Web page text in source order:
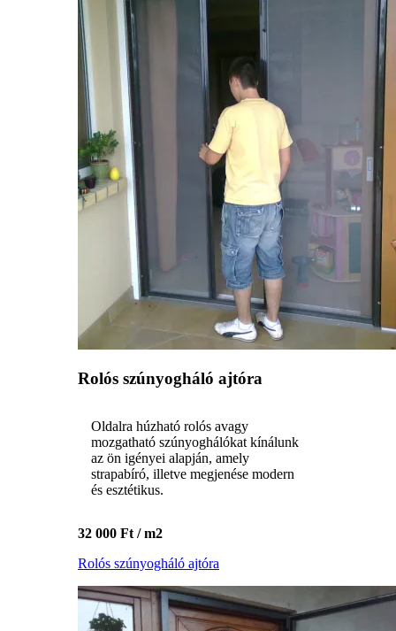
Rolós szúnyogháló ajtóra
Oldalra húzható rolós avagy
mozgatható szúnyoghálókat kínálunk
az ön igényei alapján, amely
strapabíró, illetve megjenése modern
és esztétikus.
32 000 Ft / m2
Rolós szúnyogháló ajtóra